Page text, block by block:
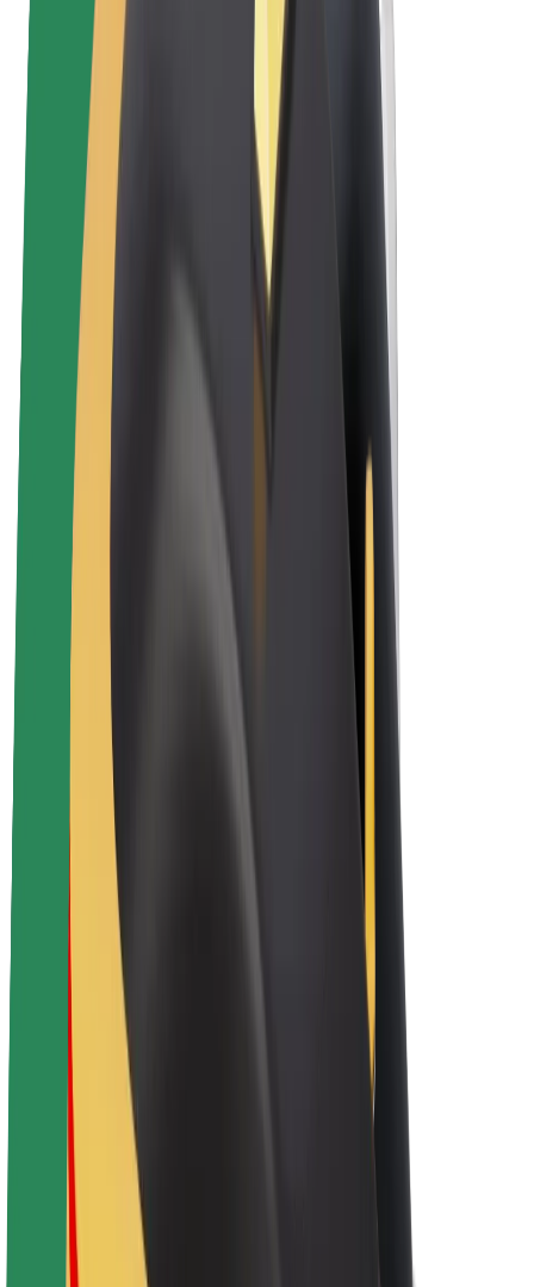
Gedişlər
Skuterlər
Bolt Market
Bolt Food
Bolt Drive
Biznes üçün Bolt
Elektrikli velosipedlər
Bolt Plus
Bolt ilə pul qazanın
Sürücülər
Françayzinq
Vakansiyalar
Bolt haqqında
Bolt-da davamlılıq
Project Zero
Bloq
Xəbər otağı
Brend təlimatları
Missiya
İnvestorlarla əlaqələr
Rəhbərlik
Brend
Media
Urban Fondu
Təhlükəsizlik